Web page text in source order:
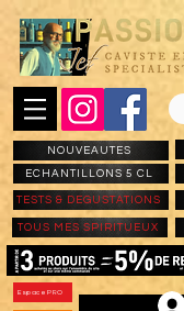
NOUVEAUTES
ECHANTILLONS 5 CL
TESTS & DEGUSTATIONS
TOUS MES SPIRITUEUX
Espace PRO